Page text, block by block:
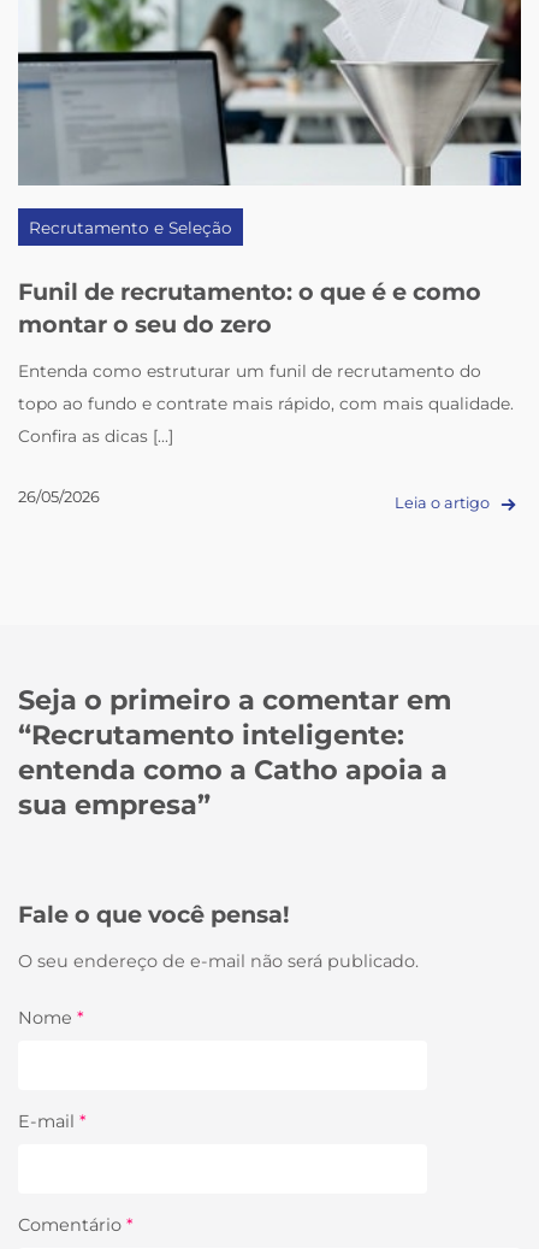
Recrutamento e Seleção
Funil de recrutamento: o que é e como
montar o seu do zero
Entenda como estruturar um funil de recrutamento do
topo ao fundo e contrate mais rápido, com mais qualidade.
Confira as dicas [...]
26/05/2026 Leia o artigo
Seja o primeiro a comentar em
“Recrutamento inteligente:
entenda como a Catho apoia a
sua empresa”
Fale o que você pensa!
O seu endereço de e-mail não será publicado.
Nome *
E-mail *
Comentário *